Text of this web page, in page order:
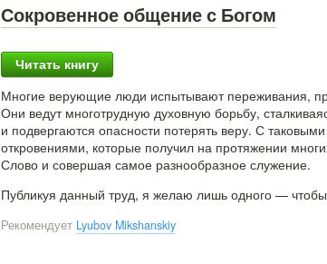
Сокровенное общение с Богом
Читать книгу
Многие верующие люди испытывают переживания,
Они ведут многотрудную духовную борьбу,
и подвергаются опасности потерять веру. С
откровениями, которые получил на протяжении
Слово и совершая самое разнообразное служение.
Публикуя данный труд, я желаю лишь одного — чтобы
Рекомендует Lyubov Mikshanskiy